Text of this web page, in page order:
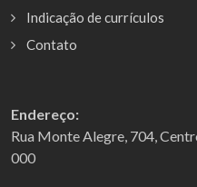
Indicação de currículos
Contato
Endereço:
Rua Monte Alegre, 704,
000